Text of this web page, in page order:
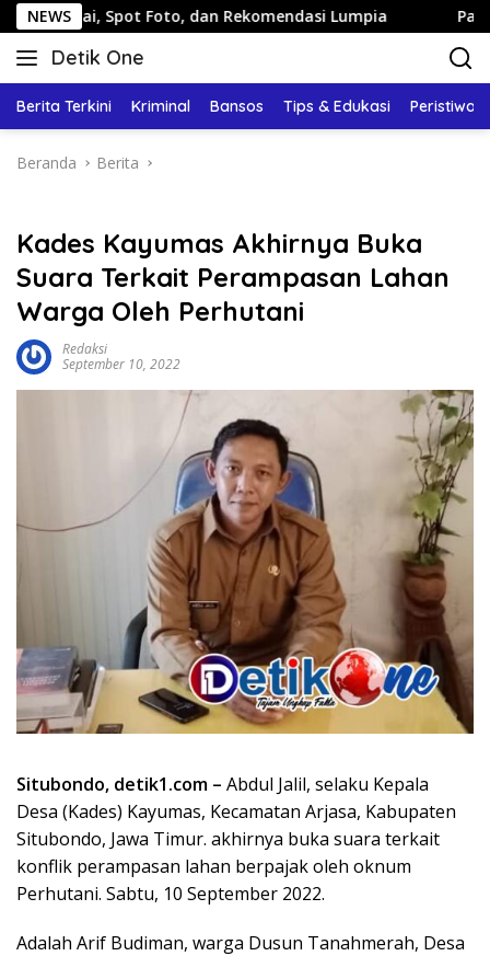
Langsung
ke
konten
NEWS
Foto, dan Rekomendasi Lumpia Panduan Wisata
Detik One
Tajam
Fakta
Berita Terkini Kriminal Bansos Tips & Edukasi Peristiwa
Beranda Berita
Kades Kayumas Akhirnya Buka
Suara Terkait Perampasan Lahan
Warga Oleh Perhutani
Redaksi
September 10, 2022
Situbondo, detik1.com – Abdul Jalil, selaku Kepala
Desa (Kades) Kayumas, Kecamatan Arjasa, Kabupaten
Situbondo, Jawa Timur. akhirnya buka suara terkait
konflik perampasan lahan berpajak oleh oknum
Perhutani. Sabtu, 10 September 2022.
Adalah Arif Budiman, warga Dusun Tanahmerah, Desa